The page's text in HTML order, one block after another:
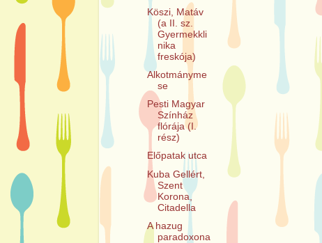
Köszi, Matáv
(a II. sz.
Gyermekkli
nika
freskója)
Alkotmányme
se
Pesti Magyar
Színház
flórája (I.
rész)
Előpatak utca
Kuba Gellért,
Szent
Korona,
Citadella
A hazug
paradoxona